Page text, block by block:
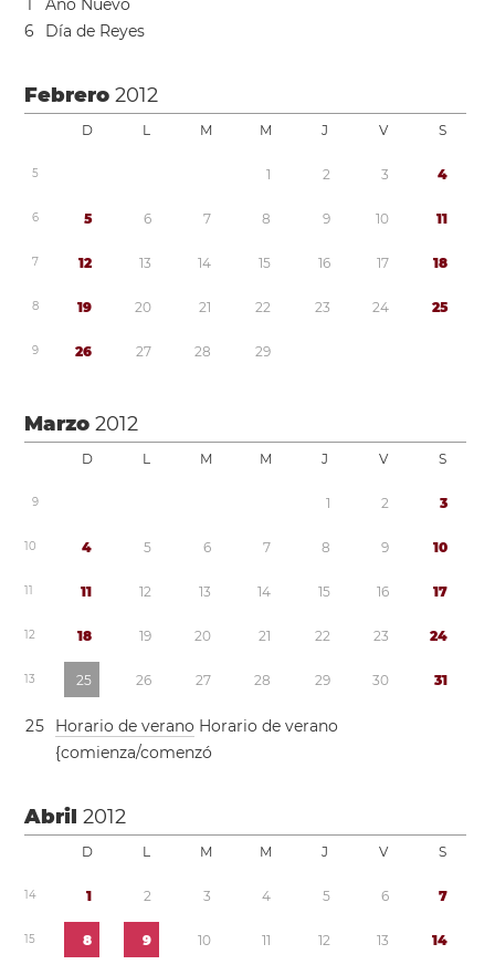
1
Año Nuevo
6
Día de Reyes
Febrero2012
D L M M J V S
5 1 2 3 4
6 5 6 7 8 9 10 11
7 12 13 14 15 16 17 18
8 19 20 21 22 23 24 25
9 26 27 28 29
Marzo2012
D L M M J V S
9 1 2 3
10 4 5 6 7 8 9 10
11 11 12 13 14 15 16 17
12 18 19 20 21 22 23 24
13 25 26 27 28 29 30 31
25 Horario de verano Horario de verano
{comienza/comenzó
Abril2012
D L M M J V S
14 1 2 3 4 5 6 7
15 8 9 10 11 12 13 14